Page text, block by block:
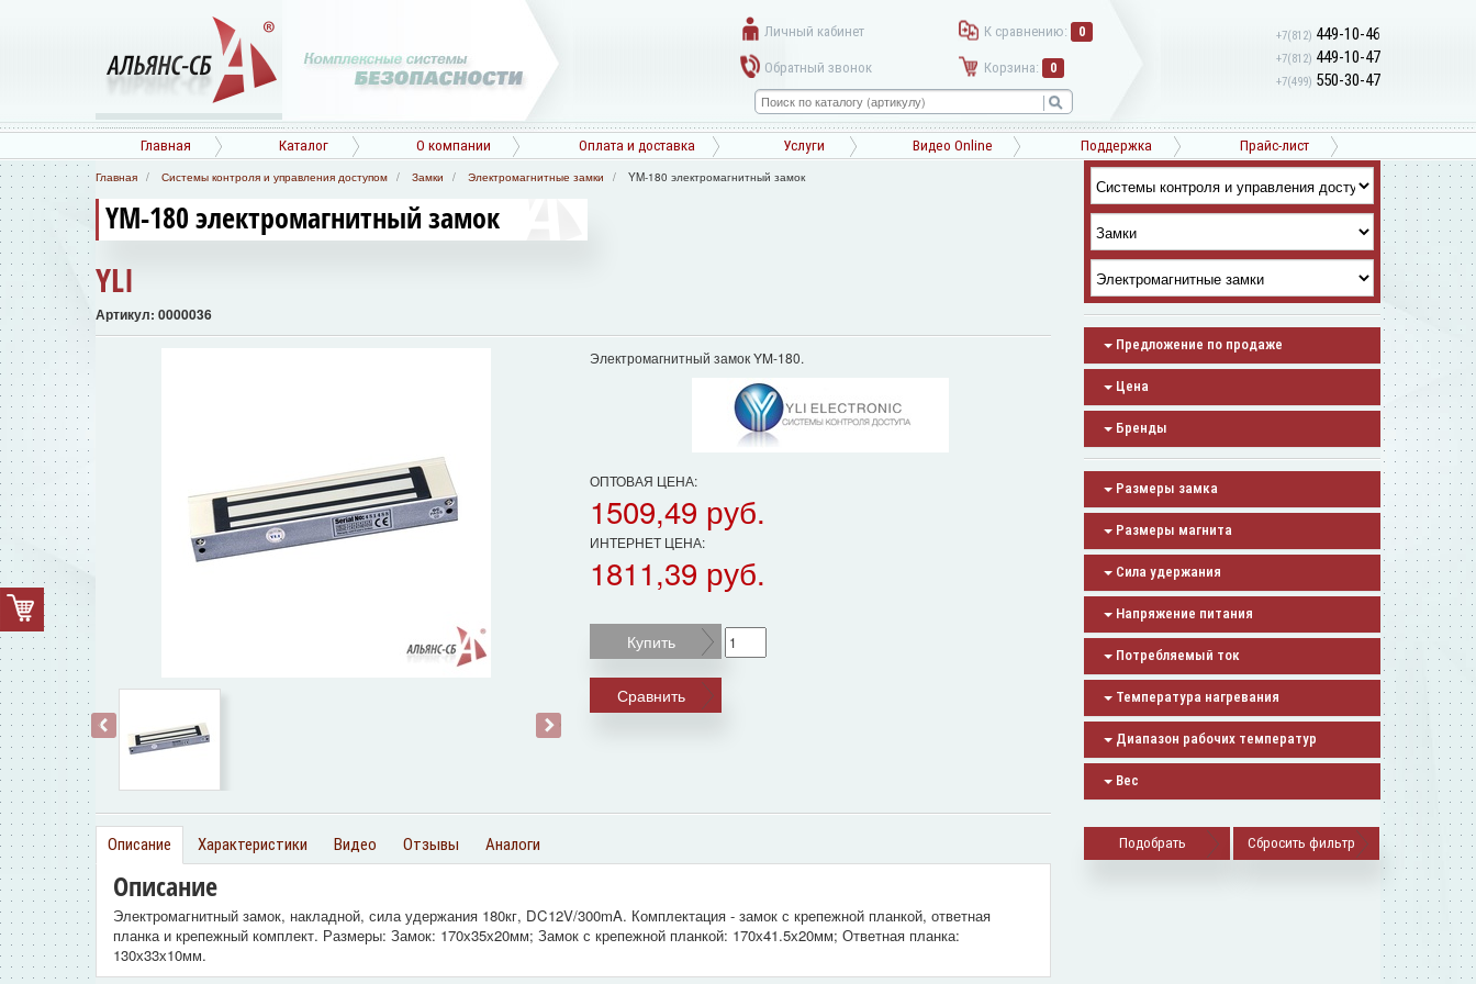
Личный кабинет К сравнению: 0
Обратный звонок Корзина: 0
+7(812) 449-10-46
+7(812) 449-10-47
+7(499) 550-30-47
Главная Каталог О компании Оплата и доставка Услуги Видео Online Поддержка Прайс-лист
Главная Системы контроля и управления доступом Замки Электромагнитные замки YM-180 электромагнитный замок
YM-180 электромагнитный замок
YLI
Артикул: 0000036
‹ ›
Электромагнитный замок YM-180.
ОПТОВАЯ ЦЕНА:
1509,49 руб.
ИНТЕРНЕТ ЦЕНА:
1811,39 руб.
Купить
Сравнить
Описание Характеристики Видео Отзывы Аналоги
Описание
Электромагнитный замок, накладной, сила удержания 180кг, DC12V/300mA. Комплектация - замок с крепежной планкой, ответная
планка и крепежный комплект. Размеры: Замок: 170х35х20мм; Замок с крепежной планкой: 170х41.5х20мм; Ответная планка:
130х33х10мм.
Предложение по продаже
Цена
Бренды
Размеры замка
Размеры магнита
Сила удержания
Напряжение питания
Потребляемый ток
Температура нагревания
Диапазон рабочих температур
Вес
Сбросить фильтр